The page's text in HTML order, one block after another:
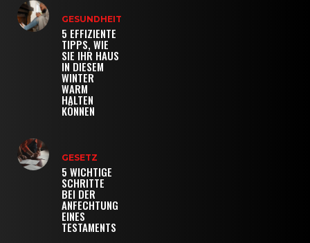
GESUNDHEIT
5 EFFIZIENTE
TIPPS, WIE
SIE IHR HAUS
IN DIESEM
WINTER
WARM
HALTEN
KÖNNEN
GESETZ
5 WICHTIGE
SCHRITTE
BEI DER
ANFECHTUNG
EINES
TESTAMENTS